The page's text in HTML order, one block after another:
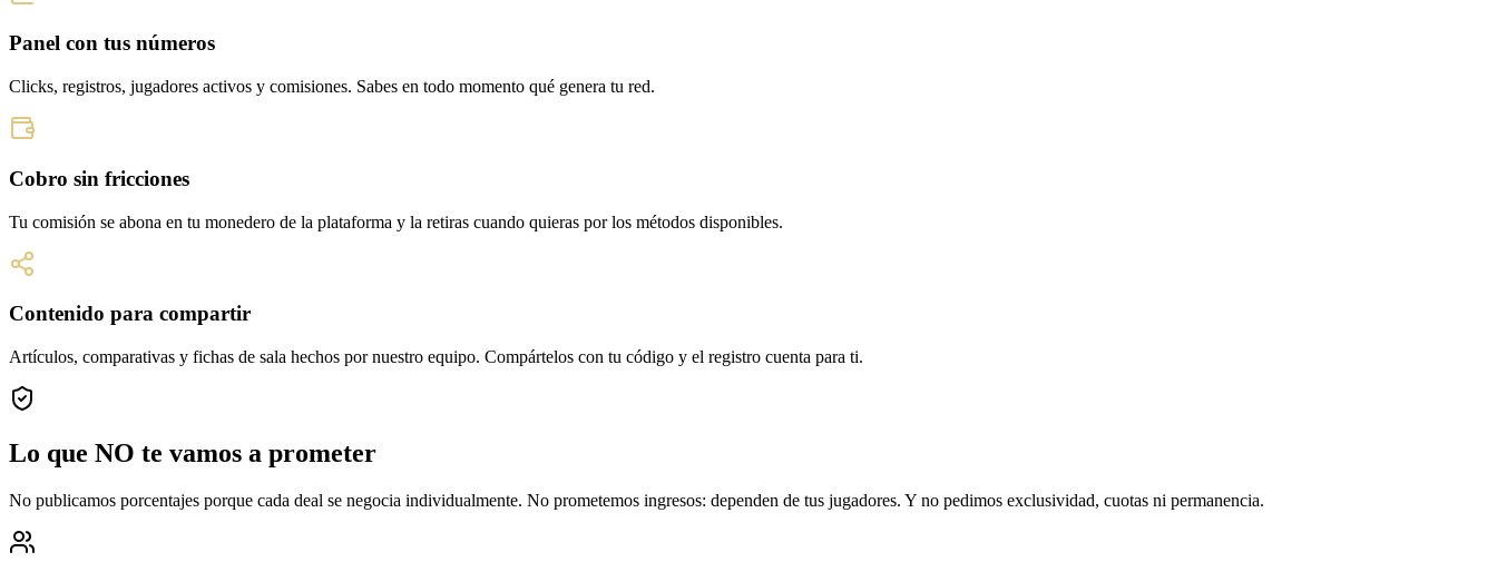
Panel con tus números
Clicks, registros, jugadores activos y comisiones. Sabes en todo momento qué genera tu red.
Cobro sin fricciones
Tu comisión se abona en tu monedero de la plataforma y la retiras cuando quieras por los métodos disponibles.
Contenido para compartir
Artículos, comparativas y fichas de sala hechos por nuestro equipo. Compártelos con tu código y el registro cuenta para ti.
Lo que NO te vamos a prometer
No publicamos porcentajes porque cada deal se negocia individualmente. No prometemos ingresos: dependen de tus jugadores. Y no pedimos exclusividad, cuotas ni permanencia.